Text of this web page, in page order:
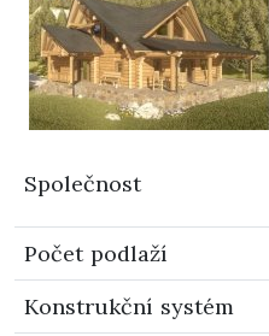
Společnost
Počet podlaží
Konstrukční systém